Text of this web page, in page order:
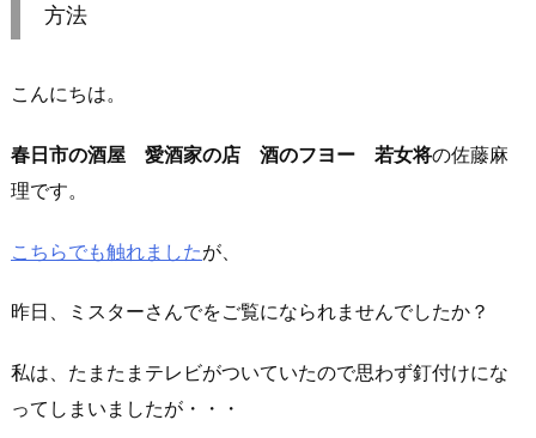
方法
こんにちは。
春日市の酒屋 愛酒家の店 酒のフヨー 若女将の佐藤麻
理です。
こちらでも触れましたが、
昨日、ミスターさんでをご覧になられませんでしたか？
私は、たまたまテレビがついていたので思わず釘付けにな
ってしまいましたが・・・